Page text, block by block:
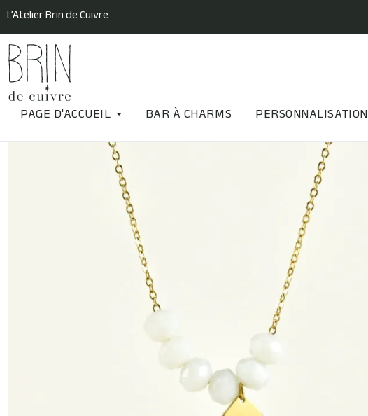
L’Atelier Brin de Cuivre
PAGE D'ACCUEIL BAR À CHARMS PERSONNALISATION